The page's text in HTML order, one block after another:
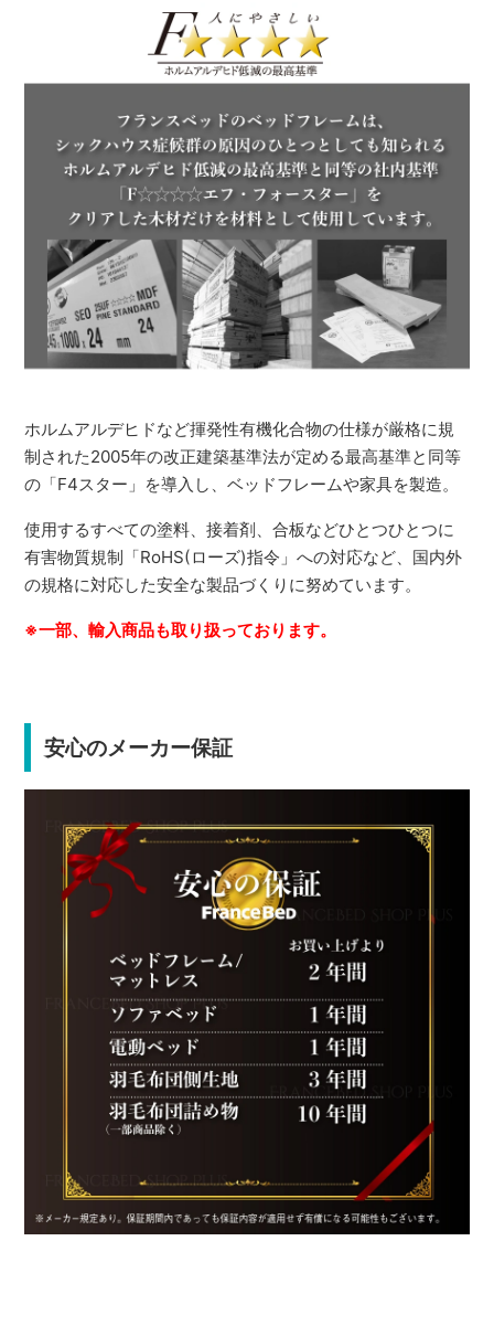
ホルムアルデヒドなど揮発性有機化合物の仕様が厳格に規
制された2005年の改正建築基準法が定める最高基準と同等
の「F4スター」を導入し、ベッドフレームや家具を製造。
使用するすべての塗料、接着剤、合板などひとつひとつに
有害物質規制「RoHS(ローズ)指令」への対応など、国内外
の規格に対応した安全な製品づくりに努めています。
※一部、輸入商品も取り扱っております。
安心のメーカー保証